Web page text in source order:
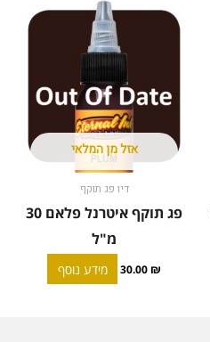
אזל מן המלאי
דיו פג תוקף
פג תוקף איטרנל פלאם 30
מ"ל
30.00 ₪ מידע נוסף